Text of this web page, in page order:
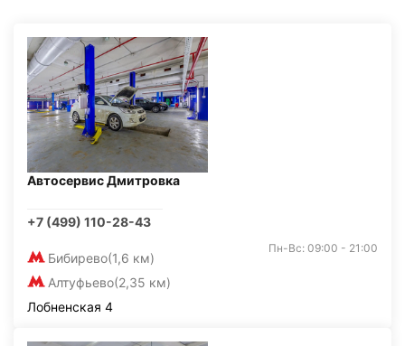
Автосервис Дмитровка
+7 (499) 110-28-43
Бибирево(1,6 км)
Алтуфьево(2,35 км)
Пн-Вс: 09:00 - 21:00
Лобненская 4